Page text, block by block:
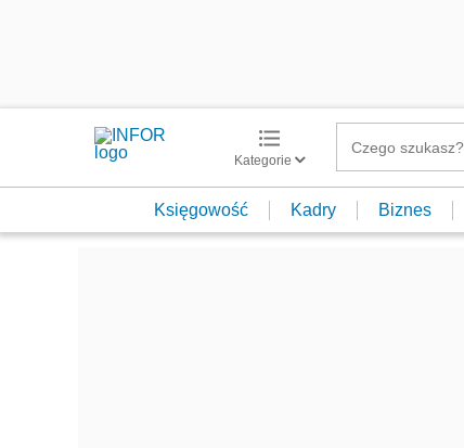
Kategorie
Księgowość Kadry Biznes